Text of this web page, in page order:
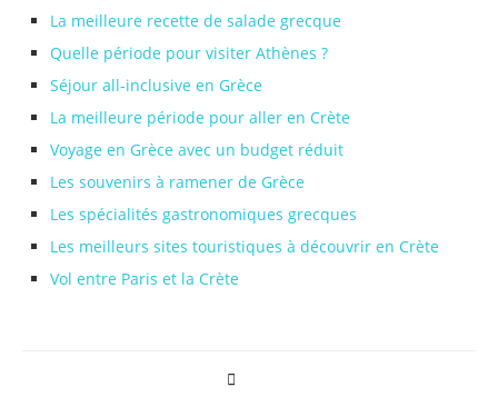
La meilleure recette de salade grecque
Quelle période pour visiter Athènes ?
Séjour all-inclusive en Grèce
La meilleure période pour aller en Crète
Voyage en Grèce avec un budget réduit
Les souvenirs à ramener de Grèce
Les spécialités gastronomiques grecques
Les meilleurs sites touristiques à découvrir en Crète
Vol entre Paris et la Crète